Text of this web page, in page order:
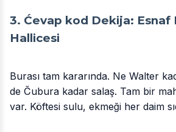
3. Ćevap kod Dekija: Esnaf
Hallicesi
Burası tam kararında. Ne Walter
de Čubura kadar salaş. Tam bir
var. Köftesi sulu, ekmeği her daim